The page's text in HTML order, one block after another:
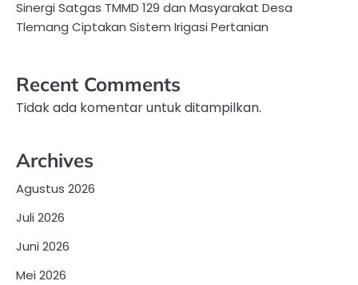
Sinergi Satgas TMMD 129 dan Masyarakat Desa
Tlemang Ciptakan Sistem Irigasi Pertanian
Recent Comments
Tidak ada komentar untuk ditampilkan.
Archives
Agustus 2026
Juli 2026
Juni 2026
Mei 2026